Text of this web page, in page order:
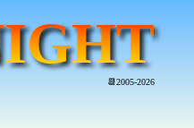
📆2005-2026